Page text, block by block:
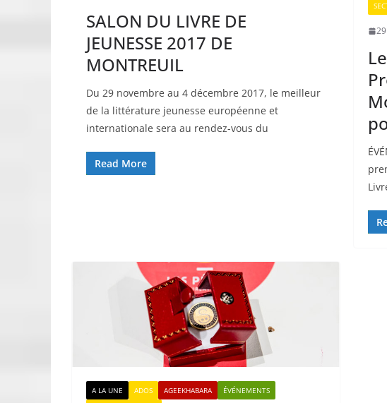
SALON DU LIVRE DE
JEUNESSE 2017 DE
MONTREUIL
Du 29 novembre au 4 décembre 2017, le meilleur
de la littérature jeunesse européenne et
internationale sera au rendez-vous du
Read More
A LA UNE ADOS AGEEKHABARA
ÉVÉNEMENTS